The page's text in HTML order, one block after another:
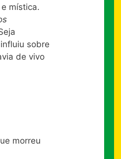
mística.
sobre
de vivo
morreu